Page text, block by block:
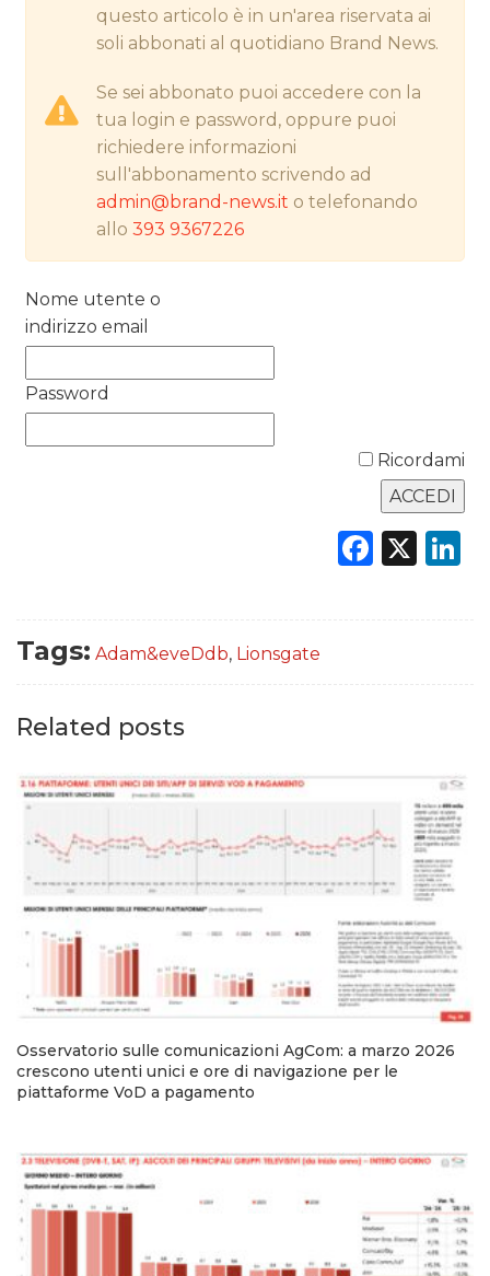
PREVISIONI/SCENARI
NORMATIVE
OPINIONI
questo articolo è in un'area riservata ai
soli abbonati al quotidiano Brand News.
Se sei abbonato puoi accedere con la
tua login e password, oppure puoi
richiedere informazioni
sull'abbonamento scrivendo ad
admin@brand-news.it o telefonando
allo393 9367226
Nome utente o
indirizzo email
Password
Ricordami
X
Tags: Adam&eveDdb, Lionsgate
Related posts
Osservatorio sulle comunicazioni AgCom: a marzo 2026
crescono utenti unici e ore di navigazione per le
piattaforme VoD a pagamento